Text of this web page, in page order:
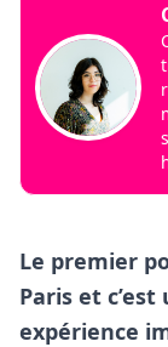
Le premier
Paris et
expérience